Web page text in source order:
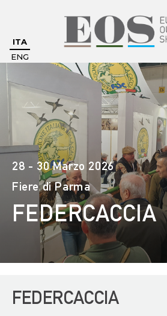
ITA
ENG
28 - 30 Marzo 2026
Fiere di Parma
FEDERCACCIA
FEDERCACCIA